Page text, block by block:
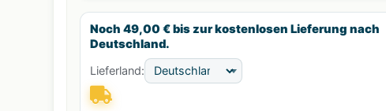
Noch 49,00 € bis zur kostenlosen Lieferung nach
Deutschland.
Lieferland: